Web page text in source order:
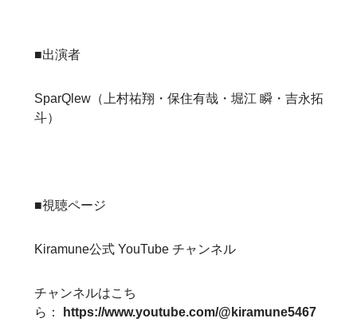
■出演者
SparQlew（上村祐翔・保住有哉・堀江 瞬・吉永拓
斗）
■視聴ページ
Kiramune公式 YouTube チャンネル
チャンネルはこち
ら：
https://www.youtube.com/@kiramune5467